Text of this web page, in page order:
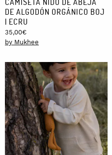
DE ALGODÓN ORGÁNICO BOJ
| ECRU
35,00€
by Mukhee